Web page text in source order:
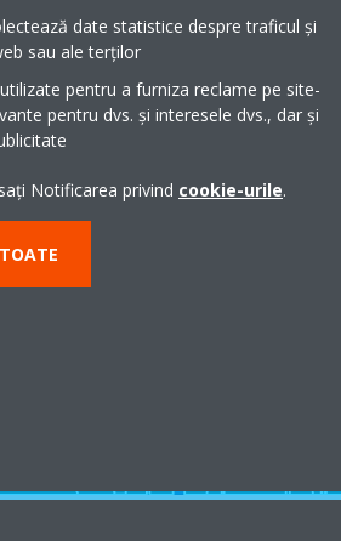
any documents.
Vrei
date statistice despre traficul și
sau ale terților
pentru a furniza reclame pe site-
pentru dvs. și interesele dvs., dar și
Notificarea privind cookie-urile.